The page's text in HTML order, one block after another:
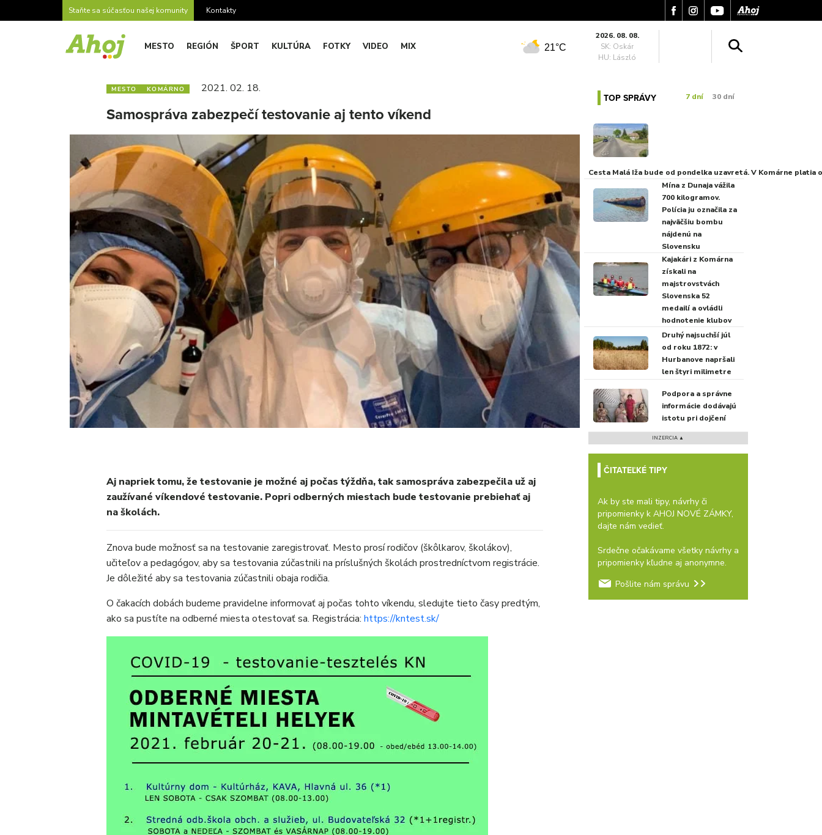
Staňte sa súčasťou našej komunity Kontakty
MESTO REGIÓN ŠPORT KULTÚRA FOTKY VIDEO MIX 21°C
2026. 08. 08.
SK: Oskár
HU: László
MESTO KOMÁRNO 2021. 02. 18.
Samospráva zabezpečí testovanie aj tento víkend
Aj napriek tomu, že testovanie je možné aj počas týždňa, tak samospráva zabezpečila už aj
zaužívané víkendové testovanie. Popri odberných miestach bude testovanie prebiehať aj
na školách.
Znova bude možnosť sa na testovanie zaregistrovať. Mesto prosí rodičov (škôlkarov, školákov),
učiteľov a pedagógov, aby sa testovania zúčastnili na príslušných školách prostredníctvom registrácie.
Je dôležité aby sa testovania zúčastnili obaja rodičia.
O čakacích dobách budeme pravidelne informovať aj počas tohto víkendu, sledujte tieto časy predtým,
ako sa pustíte na odberné miesta otestovať sa. Registrácia: https://kntest.sk/
TOP SPRÁVY 7 dní 30 dní
Cesta Malá Iža bude od pondelka uzavretá. V Komárne platia
Mína z Dunaja vážila
700 kilogramov.
Polícia ju označila za
najväčšiu bombu
nájdenú na
Slovensku
Kajakári z Komárna
získali na
majstrovstvách
Slovenska 52
medailí a ovládli
hodnotenie klubov
Druhý najsuchší júl
od roku 1872: v
Hurbanove napršali
len štyri milimetre
Podpora a správne
informácie dodávajú
istotu pri dojčení
INZERCIA ▲
ČITATEĽKÉ TIPY
Ak by ste mali tipy, návrhy či
pripomienky k AHOJ NOVÉ ZÁMKY,
dajte nám vedieť.
Srdečne očakávame všetky návrhy a
pripomienky kľudne aj anonymne.
Pošlite nám správu